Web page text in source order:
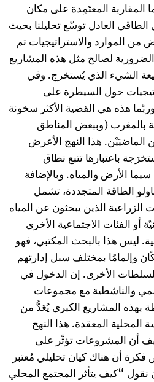
المقاربة المعتَمِدة على مكان
الطاقي العادل توسّع تحليلنا بحيث
الموارد والاستراتيجيات تم
لصالح مثل هذه المشاريع
الشيء الذي يُستخرج. وفي
حول السيطرة على
هذه هي القضية الأكثر سخونة
بالمغرب (وببعض المناطق
الماضيَيْن. هذا النهج الأعرض
باعتبارها تتبع نطاق
الأرض والمياه. وبالإضافة
الطاقة المتجددة، تشمل
الذين يبحثون عن المياه
أو الفئات الاجتماعية الأخرى
ليس هذا بالبحث المكتبي، فهو
وإلمامًا بمختلف سبل إدارتهم
الأخرى. إن الدخول في
والناشطية مع مجموعات
بهذه المشاريع الكبرى يُعَدُّ من
المحلية المعقدة. هذا النهج
أن المشروعات تؤثّر على
أن هناك كيان تحليلي مُعتبر
“كيف يتأثر المجتمع المحلي